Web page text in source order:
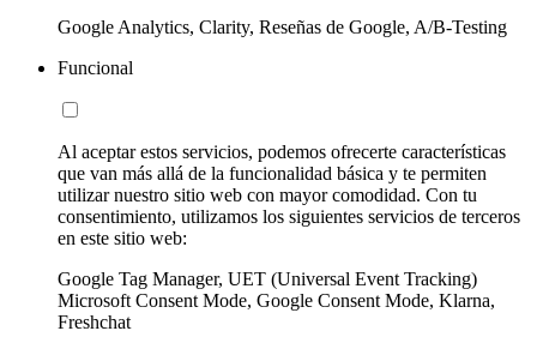
Google Analytics, Clarity, Reseñas de Google, A/B-Testing
Funcional
Al aceptar estos servicios, podemos ofrecerte características
que van más allá de la funcionalidad básica y te permiten
utilizar nuestro sitio web con mayor comodidad. Con tu
consentimiento, utilizamos los siguientes servicios de terceros
en este sitio web:
Google Tag Manager, UET (Universal Event Tracking)
Microsoft Consent Mode, Google Consent Mode, Klarna,
Freshchat